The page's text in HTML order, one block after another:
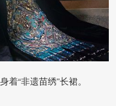
“非遗苗绣”长裙。